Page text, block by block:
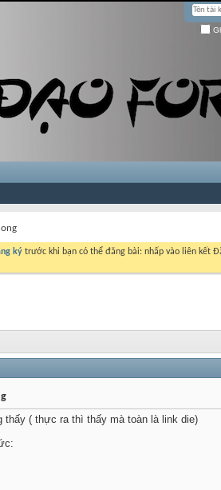
ký trước khi bạn có thể đăng bài: nhấp vào liên kết
thấy ( thực ra thì thấy mà toàn là link die)